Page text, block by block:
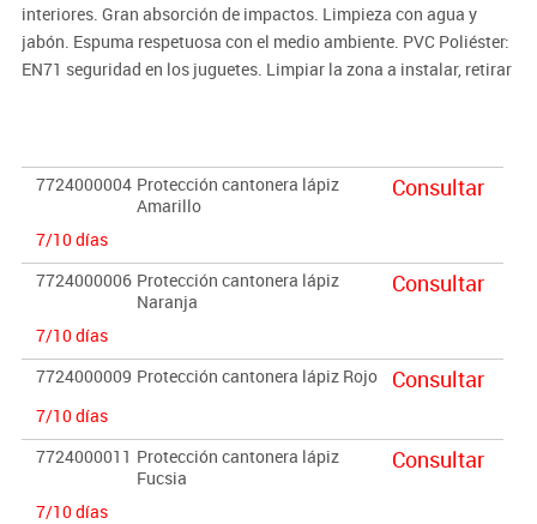
interiores. Gran absorción de impactos. Limpieza con agua y
jabón. Espuma respetuosa con el medio ambiente. PVC Poliéster:
EN71 seguridad en los juguetes. Limpiar la zona a instalar, retirar
7724000004 Protección cantonera lápiz
Amarillo
7/10 días
Consultar
7724000006 Protección cantonera lápiz
Naranja
7/10 días
Consultar
7724000009 Protección cantonera lápiz Rojo
7/10 días
Consultar
7724000011 Protección cantonera lápiz
Fucsia
7/10 días
Consultar